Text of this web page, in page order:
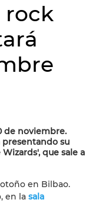
rock
de noviembre.
presentando su
que sale a
en Bilbao.
en la sala